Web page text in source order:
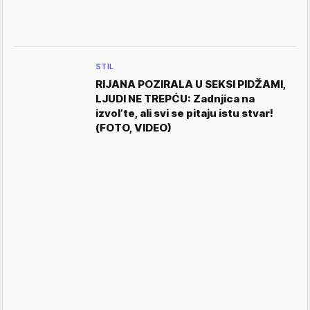
STIL
RIJANA POZIRALA U SEKSI PIDŽAMI,
LJUDI NE TREPĆU: Zadnjica na
izvol’te, ali svi se pitaju istu stvar!
(FOTO, VIDEO)